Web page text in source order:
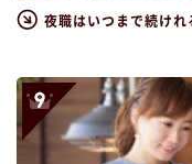
夜職はいつまで続けれ